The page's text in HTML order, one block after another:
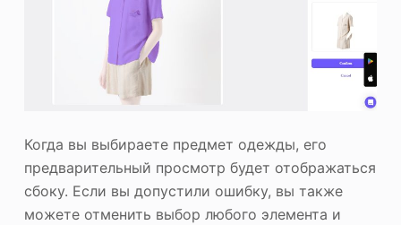
Когда вы выбираете предмет одежды, его
предварительный просмотр будет отображаться
сбоку. Если вы допустили ошибку, вы также
можете отменить выбор любого элемента и